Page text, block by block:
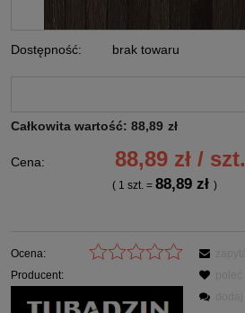
Dostępność: brak towaru
Całkowita wartość: 88,89 zł
Cena: 88,89 zł / szt.
( 1szt. =88,89 zł)
Ocena:
Producent: